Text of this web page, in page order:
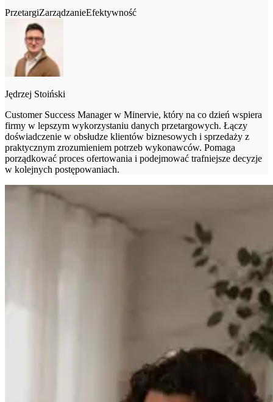
PrzetargiZarządzanieEfektywność
Jędrzej Stoiński
Customer Success Manager w Minervie, który na co dzień wspiera
firmy w lepszym wykorzystaniu danych przetargowych. Łączy
doświadczenie w obsłudze klientów biznesowych i sprzedaży z
praktycznym zrozumieniem potrzeb wykonawców. Pomaga
porządkować proces ofertowania i podejmować trafniejsze decyzje
w kolejnych postępowaniach.